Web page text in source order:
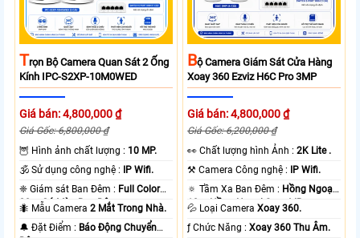
TRọn Bộ Camera Quan Sát 2 Ống
Kính IPC-S2XP-10M0WED
Giá bán: 4,800,000 ₫
Giá Gốc: 6,800,000 ₫
🦉 Hình ảnh chất lượng : 10 MP.
🕉️ Sử dụng công nghệ : IP Wifi.
❈ Giám sát Ban Đêm : Full Color
20m Có Màu Ban Ðêm.
🐜 Mẫu Camera2 Mắt Trong Nhà.
️🔔 Đặt Điểm : Báo Động Chuyển
BỘ Camera Giám Sát Cửa Hàng
Xoay 360 Ezviz H6C Pro 3MP
Giá bán: 4,800,000 ₫
Giá Gốc: 6,200,000 ₫
️👀 Chất lượng hình Ảnh :2K Lite .
⚒ Camera Công nghệ : IP Wifi.
🔅 Tầm Xa Ban Đêm : Hồng Ngoại
10m Hồng Ngoại Smart IR.
💦 Loại CameraXoay 360.
️ƒ Chức Năng :Xoay 360 Thu Âm.